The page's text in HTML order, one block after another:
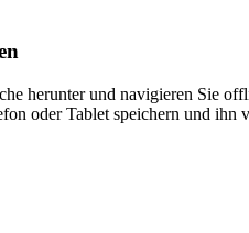
herunter und navigieren Sie
oder Tablet speichern und ihn